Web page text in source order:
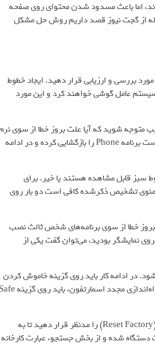
اما باعث مسدود شدن محتوای روی صفحه
از گجت نیوز قصد داریم روش حل مشکل
بررسی و ارزیابی قرار دهید. ایجاد خطوط
عامل گوشی خواهند کرد و این مورد
متوجه شوید که آیا علت بروز خطا از سوی
افزار است یا سایر دلایل باعث ایجاد آن شده‌اند. اگر دارای گوشی اندرویدی از برند سامسونگ هستید، کافی است برنامه Phone را بازگشایی کرده و در ادامه
سبز قابل مشاهده هستند یا خیر. برای
منوی تشخیص ذکرشده کافی است دو بار روی
بروز خطا از سوی برنامه‌های شخص ثالث نصب
نمایشگر بودید، می‌توان گفت یکی از
در ادامه کار باید روی گزینه خاموش کردن
ضربه زده و مجددا در همان حالت نگه‌داری کنید تا نمایه حالت ایمن (Safe Mode) ظاهر شود. هم اکنون برای راه‌اندازی مجدد اسمارتفون، باید روی گزینه Safe
در صورتی که خطوط سبز رنگ در حالت ایمن هم قابل مشاهده بودند، توصیه می‌کنیم بازنشانی تنظیمات کارخانه (Reset Factory) را مدنظر قرار دهید تا به
دستگاه شده و از بخش جستجو، عبارت کارخانه